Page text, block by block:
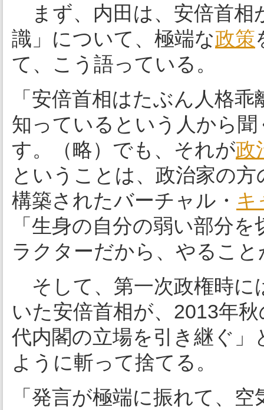
まず、内田は、安倍首相
識」について、極端な政策
て、こう語っている。
「安倍首相はたぶん人格
知っているという人から
す。（略）でも、それが政
ということは、政治家の
構築されたバーチャル・ キ
「生身の自分の弱い部分
ラクターだから、やるこ
そして、第一次政権時に
いた安倍首相が、2013年秋
代内閣の立場を引き継ぐ
ように斬って捨てる。
「発言が極端に振れて、